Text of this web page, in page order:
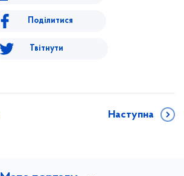
Поділитися
Твітнути
Наступна